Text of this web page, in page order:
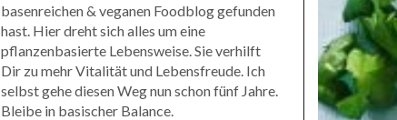
basenreichen & veganen Foodblog gefunden
hast. Hier dreht sich alles um eine
pflanzenbasierte Lebensweise. Sie verhilft
Dir zu mehr Vitalität und Lebensfreude. Ich
selbst gehe diesen Weg nun schon fünf Jahre.
Bleibe in basischer Balance.